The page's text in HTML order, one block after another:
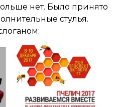
нет. Было принято
стулья.